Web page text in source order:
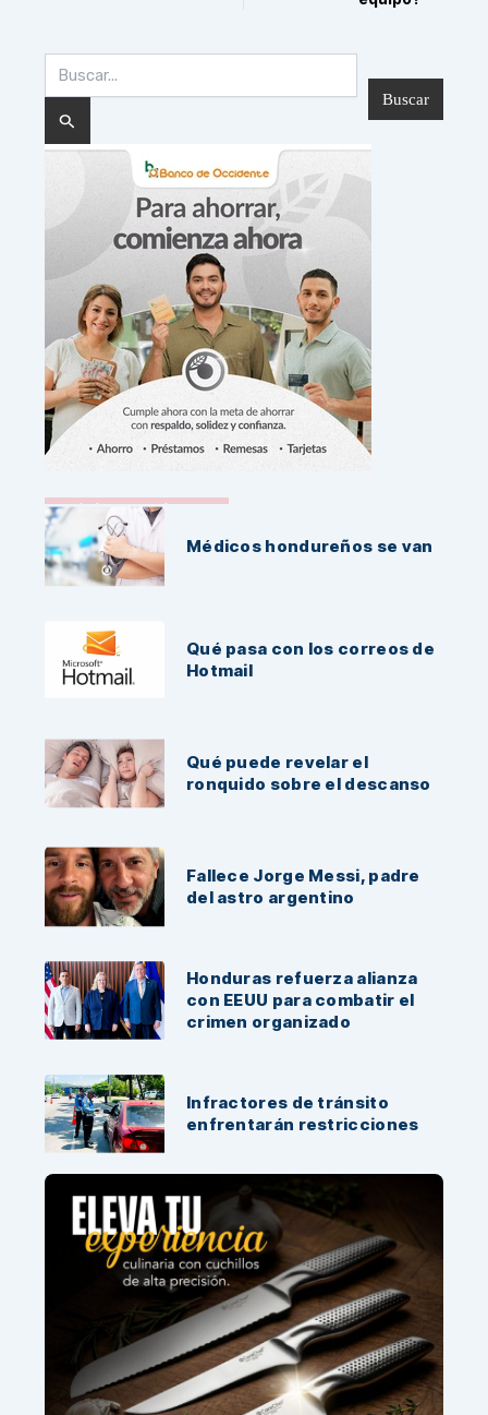
por:
Médicos hondureños se van
Qué pasa con los correos de
Hotmail
Qué puede revelar el
ronquido sobre el descanso
Fallece Jorge Messi, padre
del astro argentino
Honduras refuerza alianza
con EEUU para combatir el
crimen organizado
Infractores de tránsito
enfrentarán restricciones